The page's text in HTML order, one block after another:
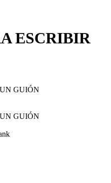
ESCRIBIR